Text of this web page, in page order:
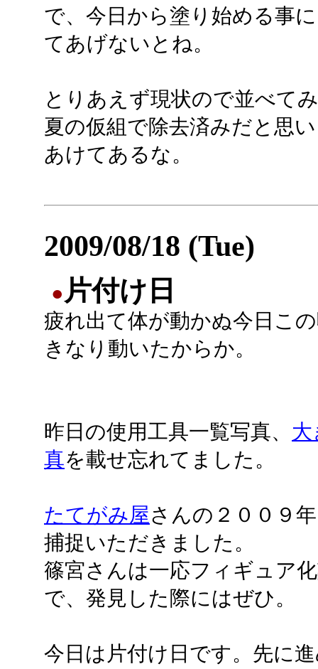
で、今日から塗り始める事
てあげないとね。
とりあえず現状ので並べて
夏の仮組で除去済みだと思
あけてあるな。
2009/08/18 (Tue)
● 片付け日
疲れ出て体が動かぬ今日こ
きなり動いたからか。
昨日の使用工具一覧写真、
真を載せ忘れてました。
たてがみ屋さんの２００９
捕捉いただきました。
篠宮さんは一応フィギュア
で、発見した際にはぜひ。
今日は片付け日です。先に